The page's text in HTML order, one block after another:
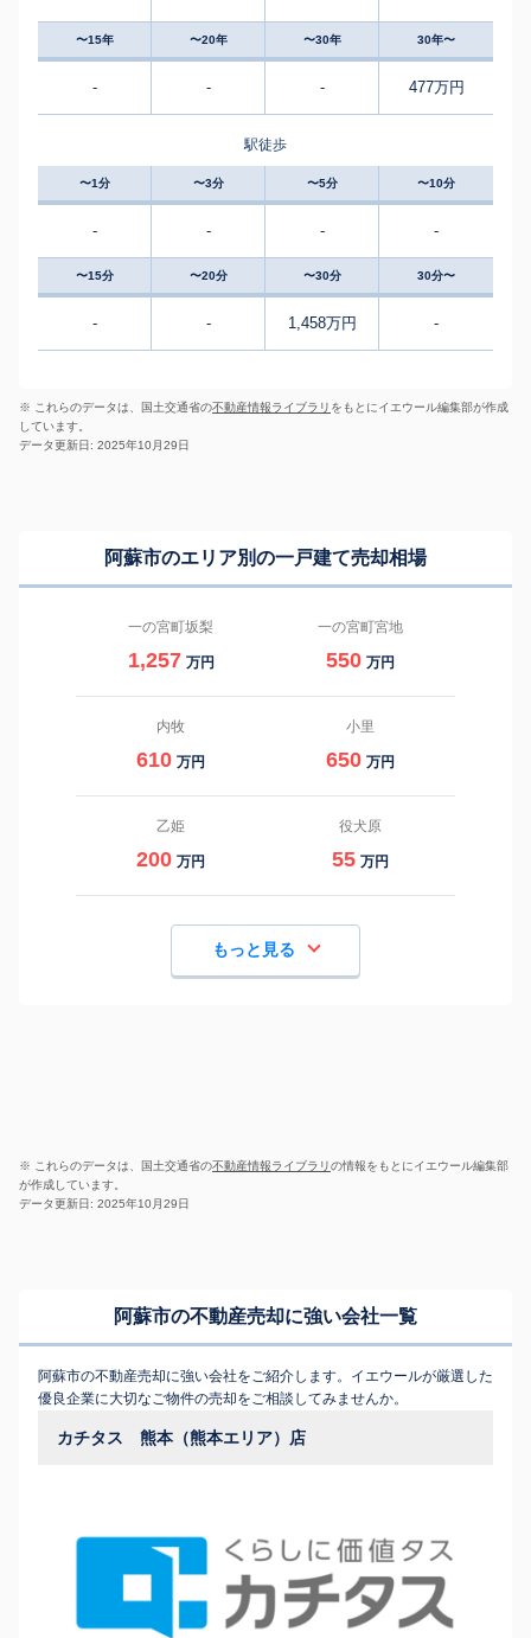
〜15年 〜20年 〜30年 30年〜
- - - 477万円
駅徒歩
〜1分 〜3分 〜5分 〜10分
- - - -
〜15分 〜20分 〜30分 30分〜
- - 1,458万円 -
※ これらのデータは、国土交通省の不動産情報ライブラリ をもとにイエウール編集部が作成
しています。
データ更新日: 2025年10月29日
阿蘇市のエリア別の一戸建て売却相場
一の宮町坂梨
1,257 万円
一の宮町宮地
550 万円
内牧
610 万円
小里
650 万円
乙姫
200 万円
役犬原
55 万円
もっと見る
※ これらのデータは、国土交通省の不動産情報ライブラリの情報をもとにイエウール編集部
が作成しています。
データ更新日: 2025年10月29日
阿蘇市の不動産売却に強い会社一覧
阿蘇市の不動産売却に強い会社をご紹介します。イエウールが厳選した
優良企業に大切なご物件の売却をご相談してみませんか。
カチタス 熊本（熊本エリア）店